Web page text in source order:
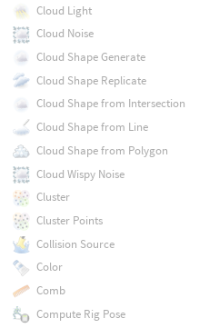
Cloud Light
Cloud Noise
Cloud Shape Generate
Cloud Shape Replicate
Cloud Shape from Intersection
Cloud Shape from Line
Cloud Shape from Polygon
Cloud Wispy Noise
Cluster
Cluster Points
Collision Source
Color
Comb
Compute Rig Pose